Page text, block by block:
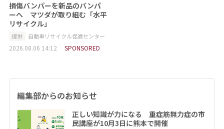
損傷バンパーを新品のバンパ
ーへ マツダが取り組む「水平
リサイクル」
提供 自動車リサイクル促進センター
2026.08.06 14:12 SPONSORED
編集部からのお知らせ
正しい知識が力になる 重症筋無力症の市
民講座が10月3日に熊本で開催